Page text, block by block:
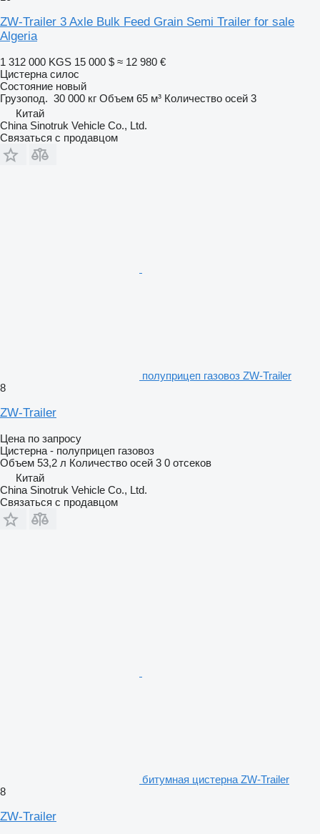
ZW-Trailer 3 Axle Bulk Feed Grain Semi Trailer for sale
Algeria
1 312 000 KGS 15 000 $ ≈ 12 980 €
Цистерна силос
Состояние новый
Грузопод. 30 000 кг Объем 65 м³ Количество осей 3
Китай
China Sinotruk Vehicle Co., Ltd.
Связаться с продавцом
полуприцеп газовоз ZW-Trailer
8
ZW-Trailer
Цена по запросу
Цистерна - полуприцеп газовоз
Объем 53,2 л Количество осей 3 0 отсеков
Китай
China Sinotruk Vehicle Co., Ltd.
Связаться с продавцом
битумная цистерна ZW-Trailer
8
ZW-Trailer